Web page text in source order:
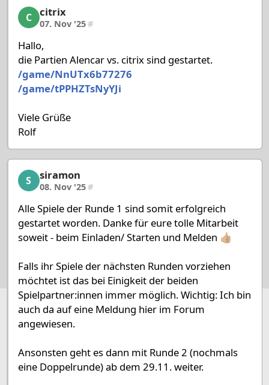
citrix, 13/53, 07. Nov '25
C citrix
07. Nov '25#
Hallo,
die Partien Alencar vs. citrix sind gestartet.
/game/NnUTx6b77276
/game/tPPHZTsNyYJi
Viele Grüße
Rolf
siramon, 14/53, 08. Nov '25
S siramon
08. Nov '25#
Alle Spiele der Runde 1 sind somit erfolgreich
gestartet worden. Danke für eure tolle Mitarbeit
soweit - beim Einladen/ Starten und Melden 👍🏼
Falls ihr Spiele der nächsten Runden vorziehen
möchtet ist das bei Einigkeit der beiden
Spielpartner:innen immer möglich. Wichtig: Ich bin
auch da auf eine Meldung hier im Forum
angewiesen.
Ansonsten geht es dann mit Runde 2 (nochmals
eine Doppelrunde) ab dem 29.11. weiter.